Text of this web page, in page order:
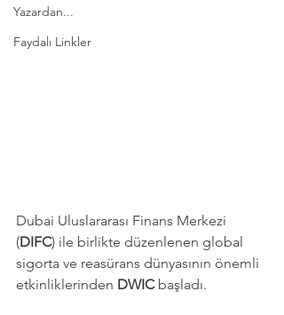
Yazardan...
Faydalı Linkler
Dubai Uluslararası Finans Merkezi
(DIFC) ile birlikte düzenlenen global
sigorta ve reasürans dünyasının önemli
etkinliklerinden DWIC başladı.